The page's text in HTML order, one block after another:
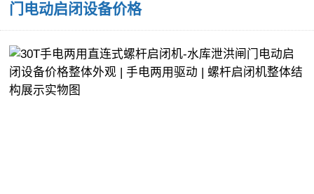
回
上
一
目
门电动启闭设备价格